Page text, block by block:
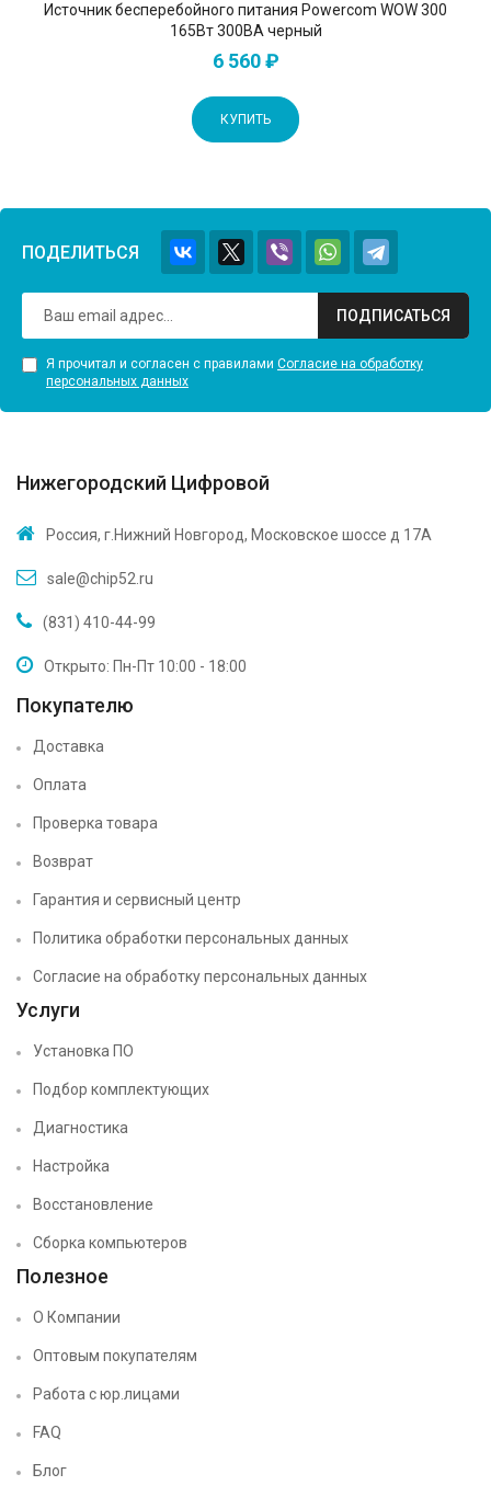
Источник бесперебойного питания Powercom WOW 300
165Вт 300ВА черный
6 560 ₽
КУПИТЬ
ПОДЕЛИТЬСЯ
ПОДПИСАТЬСЯ
Я прочитал и согласен с правилами Согласие на обработку
персональных данных
Нижегородский Цифровой
Россия, г.Нижний Новгород, Московское шоссе д 17А
sale@chip52.ru
(831) 410-44-99
Открыто: Пн-Пт 10:00 - 18:00
Покупателю
Доставка
Оплата
Проверка товара
Возврат
Гарантия и сервисный центр
Политика обработки персональных данных
Согласие на обработку персональных данных
Услуги
Установка ПО
Подбор комплектующих
Диагностика
Настройка
Восстановление
Сборка компьютеров
Полезное
О Компании
Оптовым покупателям
Работа с юр.лицами
FAQ
Блог